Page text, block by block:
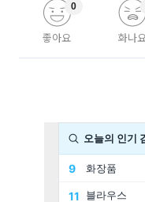
좋아요
0
화나